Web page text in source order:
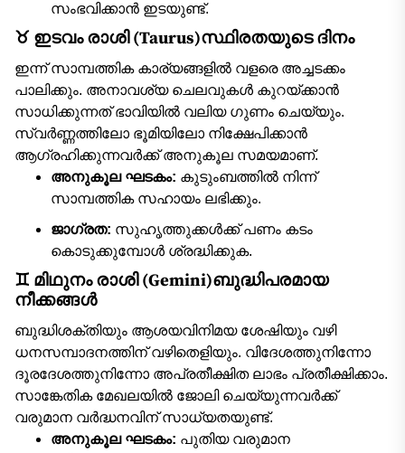
സംഭവിക്കാൻ ഇടയുണ്ട്.
♉ ഇടവം രാശി (Taurus)സ്ഥിരതയുടെ ദിനം
ഇന്ന് സാമ്പത്തിക കാര്യങ്ങളിൽ വളരെ അച്ചടക്കം
പാലിക്കും. അനാവശ്യ ചെലവുകൾ കുറയ്ക്കാൻ
സാധിക്കുന്നത് ഭാവിയിൽ വലിയ ഗുണം ചെയ്യും.
സ്വർണ്ണത്തിലോ ഭൂമിയിലോ നിക്ഷേപിക്കാൻ
ആഗ്രഹിക്കുന്നവർക്ക് അനുകൂല സമയമാണ്.
അനുകൂല ഘടകം: കുടുംബത്തിൽ നിന്ന്
സാമ്പത്തിക സഹായം ലഭിക്കും.
ജാഗ്രത: സുഹൃത്തുക്കൾക്ക് പണം കടം
കൊടുക്കുമ്പോൾ ശ്രദ്ധിക്കുക.
♊ മിഥുനം രാശി (Gemini)ബുദ്ധിപരമായ
നീക്കങ്ങൾ
ബുദ്ധിശക്തിയും ആശയവിനിമയ ശേഷിയും വഴി
ധനസമ്പാദനത്തിന് വഴിതെളിയും. വിദേശത്തുനിന്നോ
ദൂരദേശത്തുനിന്നോ അപ്രതീക്ഷിത ലാഭം പ്രതീക്ഷിക്കാം.
സാങ്കേതിക മേഖലയിൽ ജോലി ചെയ്യുന്നവർക്ക്
വരുമാന വർദ്ധനവിന് സാധ്യതയുണ്ട്.
അനുകൂല ഘടകം: പുതിയ വരുമാന